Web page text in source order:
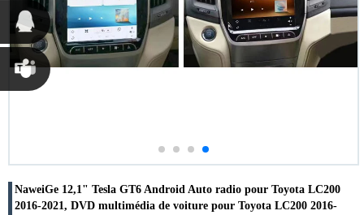
NaweiGe 12,1" Tesla GT6 Android Auto radio pour Toyota LC200
2016-2021, DVD multimédia de voiture pour Toyota LC200 2016-
Susana